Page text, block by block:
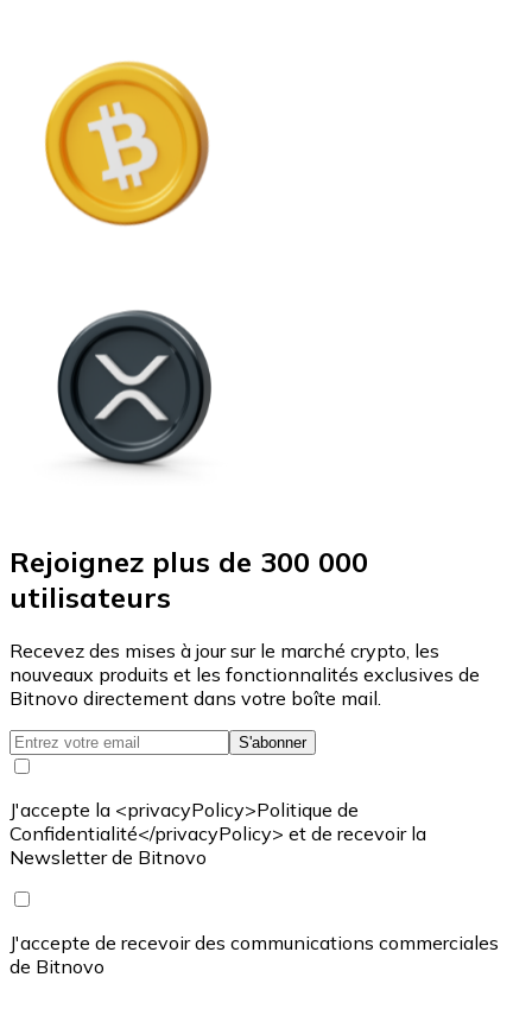
Rejoignez plus de 300 000
utilisateurs
Recevez des mises à jour sur le marché crypto, les
nouveaux produits et les fonctionnalités exclusives de
Bitnovo directement dans votre boîte mail.
S'abonner
J'accepte la <privacyPolicy>Politique de
Confidentialité</privacyPolicy> et de recevoir la
Newsletter de Bitnovo
J'accepte de recevoir des communications commerciales
de Bitnovo